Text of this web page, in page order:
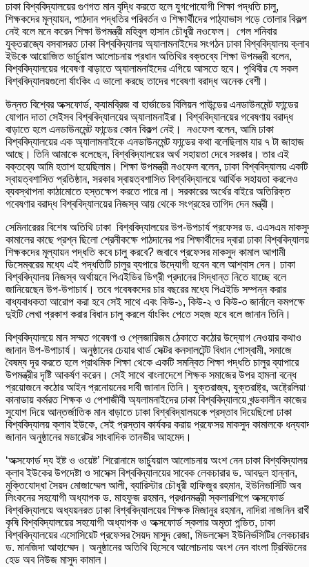
ঢাকা বিশ্ববিদ্যালয়ের গুণগত মান বৃদ্ধি করতে হলে যুগপোযোগী শিক্ষা পদ্ধতি চালু,
শিক্ষকদের মূল্যায়ন, পাঠদান পদ্ধতির পরিবর্তন ও শিক্ষার্থীদের পাঠ্যাভাস গড়ে তোলার বিকল্প
নেই বলে মনে করেন শিক্ষা উপমন্ত্রী মহিবুল হাসান চৌধুরী নওফেল। গেল শনিবার
যুক্তরাজ্যে বসবাসরত ঢাকা বিশ্ববিদ্যালয় অ্যালামনাইদের সংগঠন ঢাকা বিশ্ববিদ্যালয় ক্লাব
ইউকে আয়োজিত ভার্চুয়াল আলোচনায় প্রধান অতিথির বক্তব্যে শিক্ষা উপমন্ত্রী বলেন,
বিশ্ববিদ্যালয়ের গবেষণা বাড়াতে অ্যালামনাইদের এগিয়ে আসতে হবে। পৃথিবীর যে সকল
বিশ্ববিদ্যালয়গুলো র্যাংকিং এ ভালো করছে তাদের গবেষণা বরাদ্ধ অনেক বেশী।
উন্নত বিশ্বের অক্সফোর্ড, ক্যামব্রিজ বা হার্ভাডের বিলিয়ন পাউন্ডের এনডাউনমেন্ট ফান্ডের
যোগান দাতা সেইসব বিশ্ববিদ্যালয়ের অ্যালামনাইরা। বিশ্ববিদ্যালয়ের গবেষণায় বরাদ্ধ
বাড়াতে হলে এনডাউনমেন্ট ফান্ডের কোন বিকল্প নেই। নওফেল বলেন, আমি ঢাকা
বিশ্ববিদ্যালয়ের এক অ্যালামনাইকে এনডাউনমেন্ট ফান্ডের কথা বলেছিলাম যার ৭ টা জাহাজ
আছে। তিনি আমাকে বলেছেন, বিশ্ববিদ্যালয়ের অর্থ সহায়তা দেবে সরকার। তার এই
বক্তব্যে আমি হতাশ হয়েছিলাম। শিক্ষা উপমন্ত্রী নওফেল বলেন, ঢাকা বিশ্ববিদ্যালয় একটি
স্বায়ত্বশাসিত প্রতিষ্ঠান, সরকার স্বায়ত্বশাসিত বিশ্ববিদ্যালয়ে আর্থিক সহায়তা করলেও
ব্যবস্থাপনা কাঠামোতে হস্তক্ষেপ করতে পারে না। সরকারের অর্থের বাইরে অতিরিক্ত
গবেষণার বরাদ্ধ বিশ্ববিদ্যালয়ের নিজস্ব আয় থেকে সংগ্রহের তাগিদ দেন মন্ত্রী।
সেমিনারেরর বিশেষ অতিথি ঢাকা বিশ্ববিদ্যালয়ের উপ-উপচার্য প্রফেসর ড. এএসএম
কামালের কাছে প্রশ্ন ছিলো শ্রেনীকক্ষে পাঠদানের পর শিক্ষার্থীদের দ্বারা ঢাকা বিশ্ববিদ্যালয়
শিক্ষকদের মূল্যায়ন পদ্ধতি কবে চালু করবে? জবাবে প্রফেসর মাকসুদ কামাল আগামী
ডিসেম্বরের মধ্যে এই পদ্ধতিটি চালুর ব্যপারে উদ্যোগী হবেন বলে আশ্বাস দেন। ঢাকা
বিশ্ববিদ্যালয় নিজস্ব অর্থায়নে পিএইডির ডিগ্রী প্রদানের সিদ্ধান্ত নিতে যাচ্ছে বলে
জানিয়েছেন উপ-উপাচার্য। তবে গবেষকদের চার বছরের মধ্যে পিএইডি সম্পন্ন করার
বাধ্যবাধকতা আরোপ করা হবে সেই সাথে এবং কিউ-১, কিউ-২ ও কিউ-৩ জার্নালে কমপক্ষে
দুইটি লেখা প্রকাশ করার বিধান চালু করলে র্যাংকিং পেতে সহজ হবে বলে জানান তিনি।
বিশ্ববিদ্যালয়ে মান সম্মত গবেষণা ও প্লেজারিজম ঠেকাতে কঠোর উদ্যোগ নেওয়ার কথাও
জানান উপ-উপাচার্য। অনুষ্ঠানের চেয়ার থার্ড সেক্টর কনসালটেন্ট বিধান গোস্বামী, সমাজে
বৈষম্য দূর করতে হলে প্রাথমিক শিক্ষা থেকে একটি সমন্বিত শিক্ষা পদ্ধতি চালুর ব্যাপারে
উপমন্ত্রীর দৃষ্টি আকর্ষণ করেন। সেই সাথে বাংলাদেশে শিক্ষক সমাজের উপর হামলা বন্ধে
প্রয়োজনে কঠোর আইন প্রনোয়নের দাবী জানান তিনি। যুক্তরাজ্য, যুক্তরাষ্ট্র,
কানাডায় কর্মরত শিক্ষক ও পেশাজীবী অ্যলামনাইদের ঢাকা বিশ্ববিদ্যালয়ে খন্ডকালীন কাজের
সুযোগ দিয়ে আন্তর্জাতিক মান বাড়াতে ঢাকা বিশ্ববিদ্যালয়কে প্রস্তাব দিয়েছিলো ঢাকা
বিশ্ববিদ্যালয় ক্লাব ইউকে, সেই প্রস্তাব কার্যকর করায় প্রফেসর মাকসুদ কামালকে
জানান অনুষ্ঠানের মডারেটর সাংবাদিক তানভীর আহমেদ।
‘অক্সফোর্ড দ্য ইষ্ট ও ওয়েষ্ট’ শিরোনামে ভার্চ্যুয়াল আলোচনায় অংশ নেন ঢাকা বিশ্ববিদ্যালয়
ক্লাব ইউকের উপদেষ্টা ও সাসেক্স বিশ্ববিদ্যালয়ের সাবেক লেকচারার ড. আবদুল হান্নান,
মুক্তিযোদ্ধা সৈয়দ মোজাম্মেল আলী, ব্যারিস্টার চৌধুরী হাফিজুর রহমান, ইউনিভার্সিটি অব
লিংকনের সহযোগী অধ্যাপক ড. মাহফুজ রহমান, প্রধানমন্ত্রী স্কলারশিপে অক্সফোর্ড
বিশ্ববিদ্যালয়ে অধ্যয়নরত ঢাকা বিশ্ববিদ্যালয়ের শিক্ষক মিজানুর রহমান, নাদিরা নাজনিন
কৃষি বিশ্ববিদ্যালয়ের সহযোগী অধ্যাপক ও অক্সফোর্ড স্কলার অমৃতা পন্ডিত, ঢাকা
বিশ্ববিদ্যালয়ের এসোসিয়েট প্রফেসর সৈয়দ মাসুদ রেজা, মিডলসেক্স ইউনির্ভসিটির লেকচারার
ড. মানজিদা আহাম্মেদ। অনুষ্ঠানের অতিথি হিসেবে আলোচনায় অংশ নেন বাংলা ট্রিবিউনের
হেড অব নিউজ মাসুদ কামাল।